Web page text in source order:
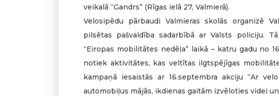
veikalā “Gandrs” (Rīgas ielā 27, Valmierā).
Velosipēdu pārbaudi Valmieras skolās organizē
pilsētas pašvaldība sadarbībā ar Valsts policiju.
“Eiropas mobilitātes nedēļa” laikā – katru gadu no
notiek aktivitātes, kas veltītas ilgtspējīgas
kampaņā iesaistās ar 16.septembra akciju “Ar
automobiļus mājās, ikdienas gaitām izvēloties videi